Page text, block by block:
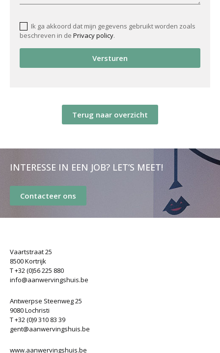
Ik ga akkoord dat mijn gegevens gebruikt worden zoals
beschreven in de Privacy policy.
Versturen
Terug naar overzicht
INTERESSE IN EEN JOB? LET’S MEET!
Contacteer ons
Vaartstraat 25
8500 Kortrijk
T +32 (0)56 225 880
info@aanwervingshuis.be
Antwerpse Steenweg 25
9080 Lochristi
T +32 (0)9 310 83 39
gent@aanwervingshuis.be
www.aanwervingshuis.be